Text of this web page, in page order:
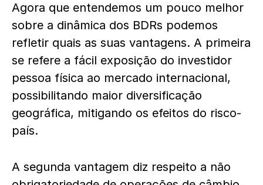
Agora que entendemos um pouco melhor
sobre a dinâmica dos BDRs podemos
refletir quais as suas vantagens. A primeira
se refere a fácil exposição do investidor
pessoa física ao mercado internacional,
possibilitando maior diversificação
geográfica, mitigando os efeitos do risco-
país.
A segunda vantagem diz respeito a não